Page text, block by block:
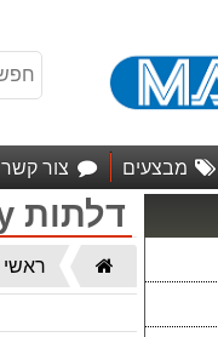
מבצעים צור קשר
דלתות Open Gallery
דף
הבית
ראשי